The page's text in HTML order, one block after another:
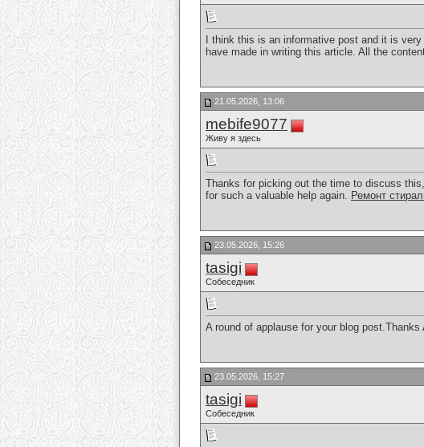
I think this is an informative post and it is
have made in writing this article. All the
21.05.2026, 13:06
mebife9077
Живу я здесь
Thanks for picking out the time to discuss
for such a valuable help again. Ремонт
23.05.2026, 15:26
tasigi
Собеседник
A round of applause for your blog post.Thanks
23.05.2026, 15:27
tasigi
Собеседник